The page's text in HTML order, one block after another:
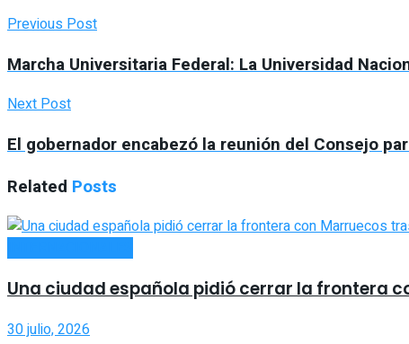
Previous Post
Marcha Universitaria Federal: La Universidad
Next Post
El gobernador encabezó la reunión del Consejo
Related Posts
Una ciudad española pidió cerrar la frontera
30 julio, 2026